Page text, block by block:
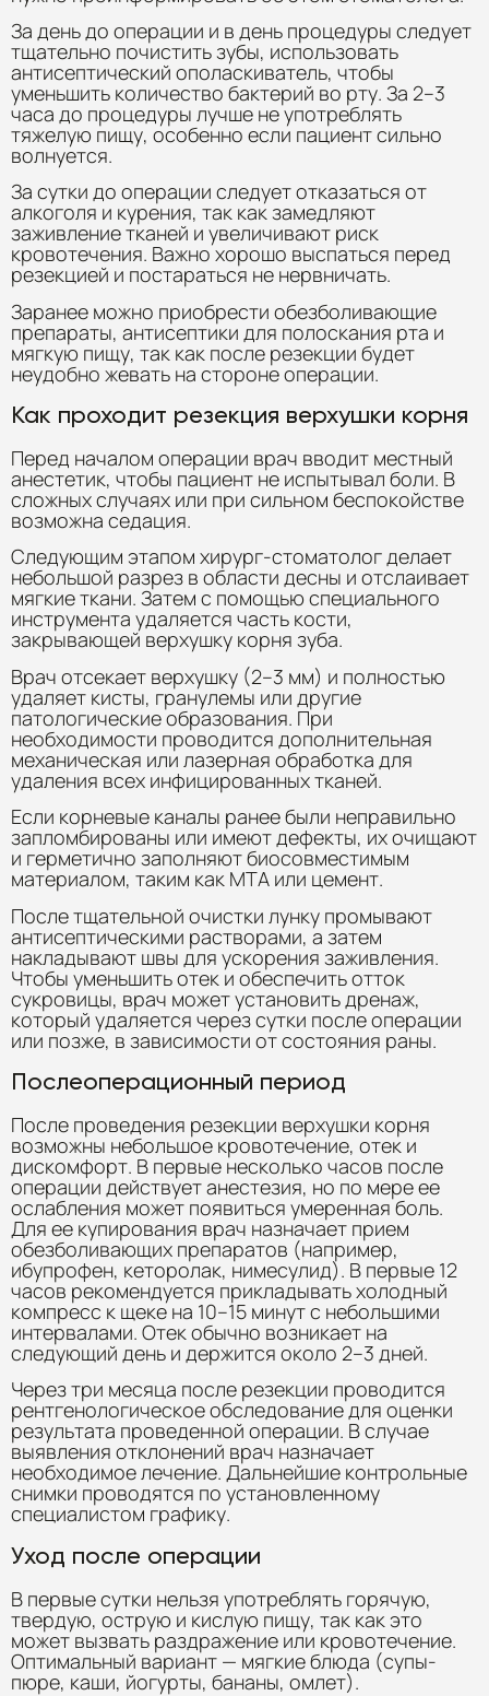
За день до операции и в день процедуры следует
тщательно почистить зубы, использовать
антисептический ополаскиватель, чтобы
уменьшить количество бактерий во рту. За 2–3
часа до процедуры лучше не употреблять
тяжелую пищу, особенно если пациент сильно
волнуется.
За сутки до операции следует отказаться от
алкоголя и курения, так как замедляют
заживление тканей и увеличивают риск
кровотечения. Важно хорошо выспаться перед
резекцией и постараться не нервничать.
Заранее можно приобрести обезболивающие
препараты, антисептики для полоскания рта и
мягкую пищу, так как после резекции будет
неудобно жевать на стороне операции.
Как проходит резекция верхушки корня
Перед началом операции врач вводит местный
анестетик, чтобы пациент не испытывал боли. В
сложных случаях или при сильном беспокойстве
возможна седация.
Следующим этапом хирург-стоматолог делает
небольшой разрез в области десны и отслаивает
мягкие ткани. Затем с помощью специального
инструмента удаляется часть кости,
закрывающей верхушку корня зуба.
Врач отсекает верхушку (2–3 мм) и полностью
удаляет кисты, гранулемы или другие
патологические образования. При
необходимости проводится дополнительная
механическая или лазерная обработка для
удаления всех инфицированных тканей.
Если корневые каналы ранее были неправильно
запломбированы или имеют дефекты, их очищают
и герметично заполняют биосовместимым
материалом, таким как MTA или цемент.
После тщательной очистки лунку промывают
антисептическими растворами, а затем
накладывают швы для ускорения заживления.
Чтобы уменьшить отек и обеспечить отток
сукровицы, врач может установить дренаж,
который удаляется через сутки после операции
или позже, в зависимости от состояния раны.
Послеоперационный период
После проведения резекции верхушки корня
возможны небольшое кровотечение, отек и
дискомфорт. В первые несколько часов после
операции действует анестезия, но по мере ее
ослабления может появиться умеренная боль.
Для ее купирования врач назначает прием
обезболивающих препаратов (например,
ибупрофен, кеторолак, нимесулид). В первые 12
часов рекомендуется прикладывать холодный
компресс к щеке на 10–15 минут с небольшими
интервалами. Отек обычно возникает на
следующий день и держится около 2–3 дней.
Через три месяца после резекции проводится
рентгенологическое обследование для оценки
результата проведенной операции. В случае
выявления отклонений врач назначает
необходимое лечение. Дальнейшие контрольные
снимки проводятся по установленному
специалистом графику.
Уход после операции
В первые сутки нельзя употреблять горячую,
твердую, острую и кислую пищу, так как это
может вызвать раздражение или кровотечение.
Оптимальный вариант — мягкие блюда (супы-
пюре, каши, йогурты, бананы, омлет).